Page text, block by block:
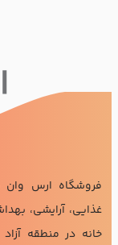
فروشگاه ارس وان
غذایی، آرایشی،
خانه در منطقه